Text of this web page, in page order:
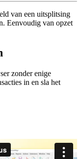
van een uitsplitsing
Eenvoudig van opzet
zonder enige
in en sla het